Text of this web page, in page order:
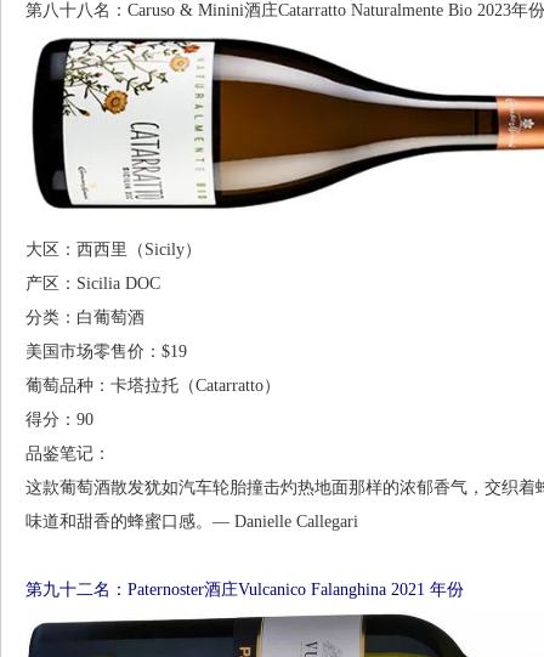
第八十八名：Caruso & Minini酒庄Catarratto Naturalmente Bio 2023年份
大区：西西里（Sicily）
产区：Sicilia DOC
分类：白葡萄酒
美国市场零售价：$19
葡萄品种：卡塔拉托（Catarratto）
得分：90
品鉴笔记：
这款葡萄酒散发犹如汽车轮胎撞击灼热地面那样的浓郁香气，交织
味道和甜香的蜂蜜口感。— Danielle Callegari
第九十二名：Paternoster酒庄Vulcanico Falanghina 2021 年份